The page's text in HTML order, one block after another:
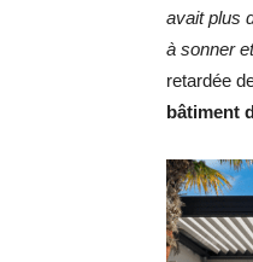
avait plus
à sonner
retardée
bâtiment